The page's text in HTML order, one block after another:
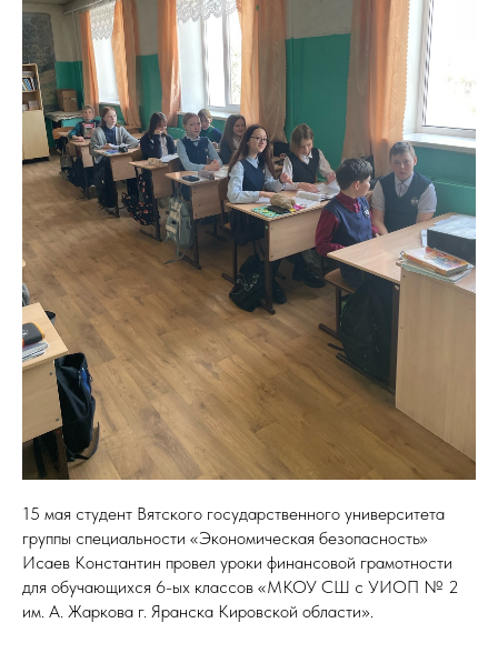
15 мая студент Вятского государственного университета
группы специальности «Экономическая безопасность»
Исаев Константин провел уроки финансовой грамотности
для обучающихся 6-ых классов «МКОУ СШ с УИОП № 2
им. А. Жаркова г. Яранска Кировской области».